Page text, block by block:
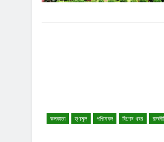
কলকাতা তৃণমূল পশ্চিমবঙ্গ বিশেষ খবর